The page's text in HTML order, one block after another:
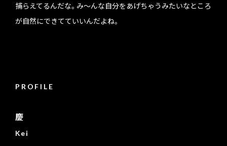
捕らえてるんだな。み～んな自分をあげちゃうみたいなところ
が自然にできてていいんだよね。
PROFILE
慶
Kei